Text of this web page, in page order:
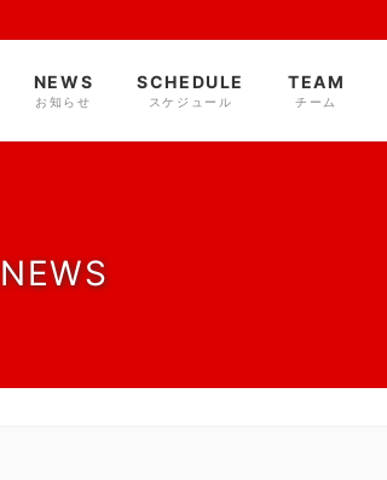
NEWS
お知らせ
SCHEDULE
スケジュール
TEAM
チーム
NEWS